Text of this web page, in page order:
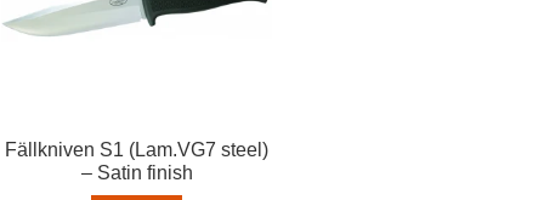
Fällkniven S1 (Lam.VG7 steel)
– Satin finish